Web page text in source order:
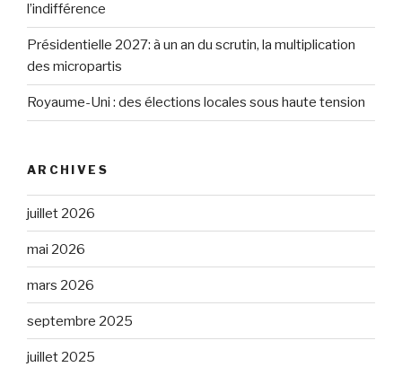
l’indifférence
Présidentielle 2027: à un an du scrutin, la multiplication
des micropartis
Royaume-Uni : des élections locales sous haute tension
ARCHIVES
juillet 2026
mai 2026
mars 2026
septembre 2025
juillet 2025